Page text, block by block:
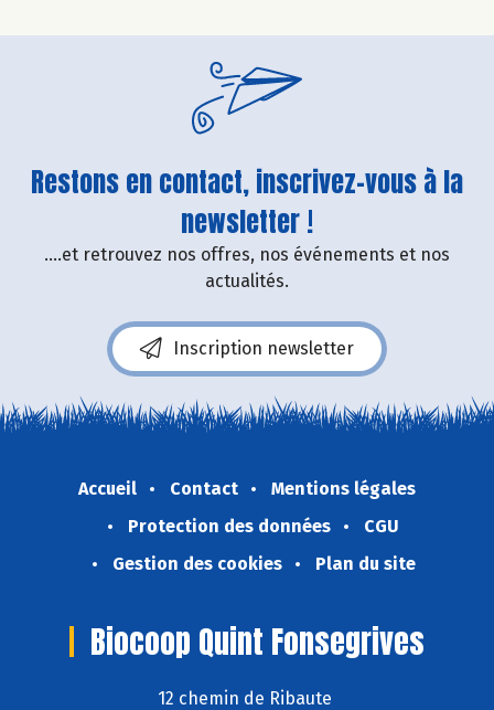
Restons en contact, inscrivez-vous à la
newsletter !
....et retrouvez nos offres, nos événements et nos
actualités.
Inscription newsletter
Accueil Contact
Mentions légales
Protection des données
CGU
Gestion des cookies
Plan du site
Biocoop Quint Fonsegrives
12 chemin de Ribaute